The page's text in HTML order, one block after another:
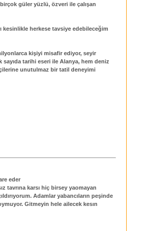
güler yüzlü, özveri ile çalışan
kesinlikle herkese tavsiye edebileceğim
kişiyi misafir ediyor, seyir
tarihi eseri ile Alanya, hem deniz
unutulmaz bir tatil deneyimi
eder
tavrına karsı hiç birsey yaomayan
Adamlar yabancıların peşinde
Gitmeyin hele ailecek kesın